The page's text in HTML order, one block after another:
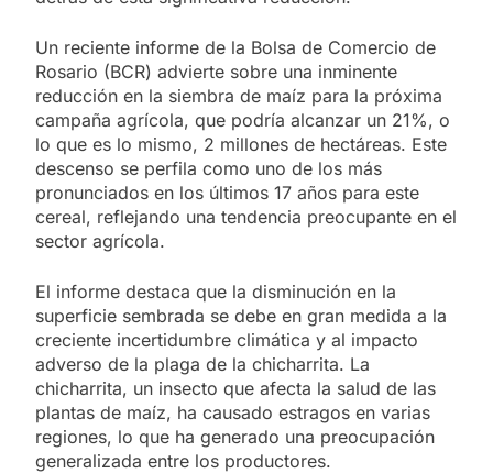
Un reciente informe de la Bolsa de Comercio de
Rosario (BCR) advierte sobre una inminente
reducción en la siembra de maíz para la próxima
campaña agrícola, que podría alcanzar un 21%, o
lo que es lo mismo, 2 millones de hectáreas. Este
descenso se perfila como uno de los más
pronunciados en los últimos 17 años para este
cereal, reflejando una tendencia preocupante en el
sector agrícola.
El informe destaca que la disminución en la
superficie sembrada se debe en gran medida a la
creciente incertidumbre climática y al impacto
adverso de la plaga de la chicharrita. La
chicharrita, un insecto que afecta la salud de las
plantas de maíz, ha causado estragos en varias
regiones, lo que ha generado una preocupación
generalizada entre los productores.